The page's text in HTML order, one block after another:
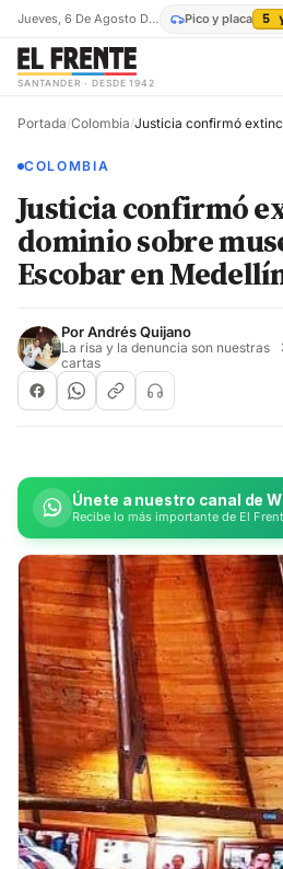
Jueves, 6 De Agosto De 2026 Pico y placa 5
SANTANDER · DESDE 1942
Portada/Colombia/
COLOMBIA
Justicia confirmó
dominio sobre
Escobar en
PorAndrés Quijano
La risa y la denuncia son nuestras
cartas
Únete a nuestro canal de
Recibe lo más importante de El